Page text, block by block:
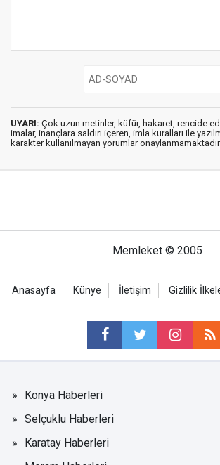
UYARI: Çok uzun metinler, küfür, hakaret, rencide
imalar, inançlara saldırı içeren, imla kuralları ile
karakter kullanılmayan yorumlar
Memleket © 2005
Anasayfa Künye İletişim Gizlilik
Konya Haberleri
Selçuklu Haberleri
Karatay Haberleri